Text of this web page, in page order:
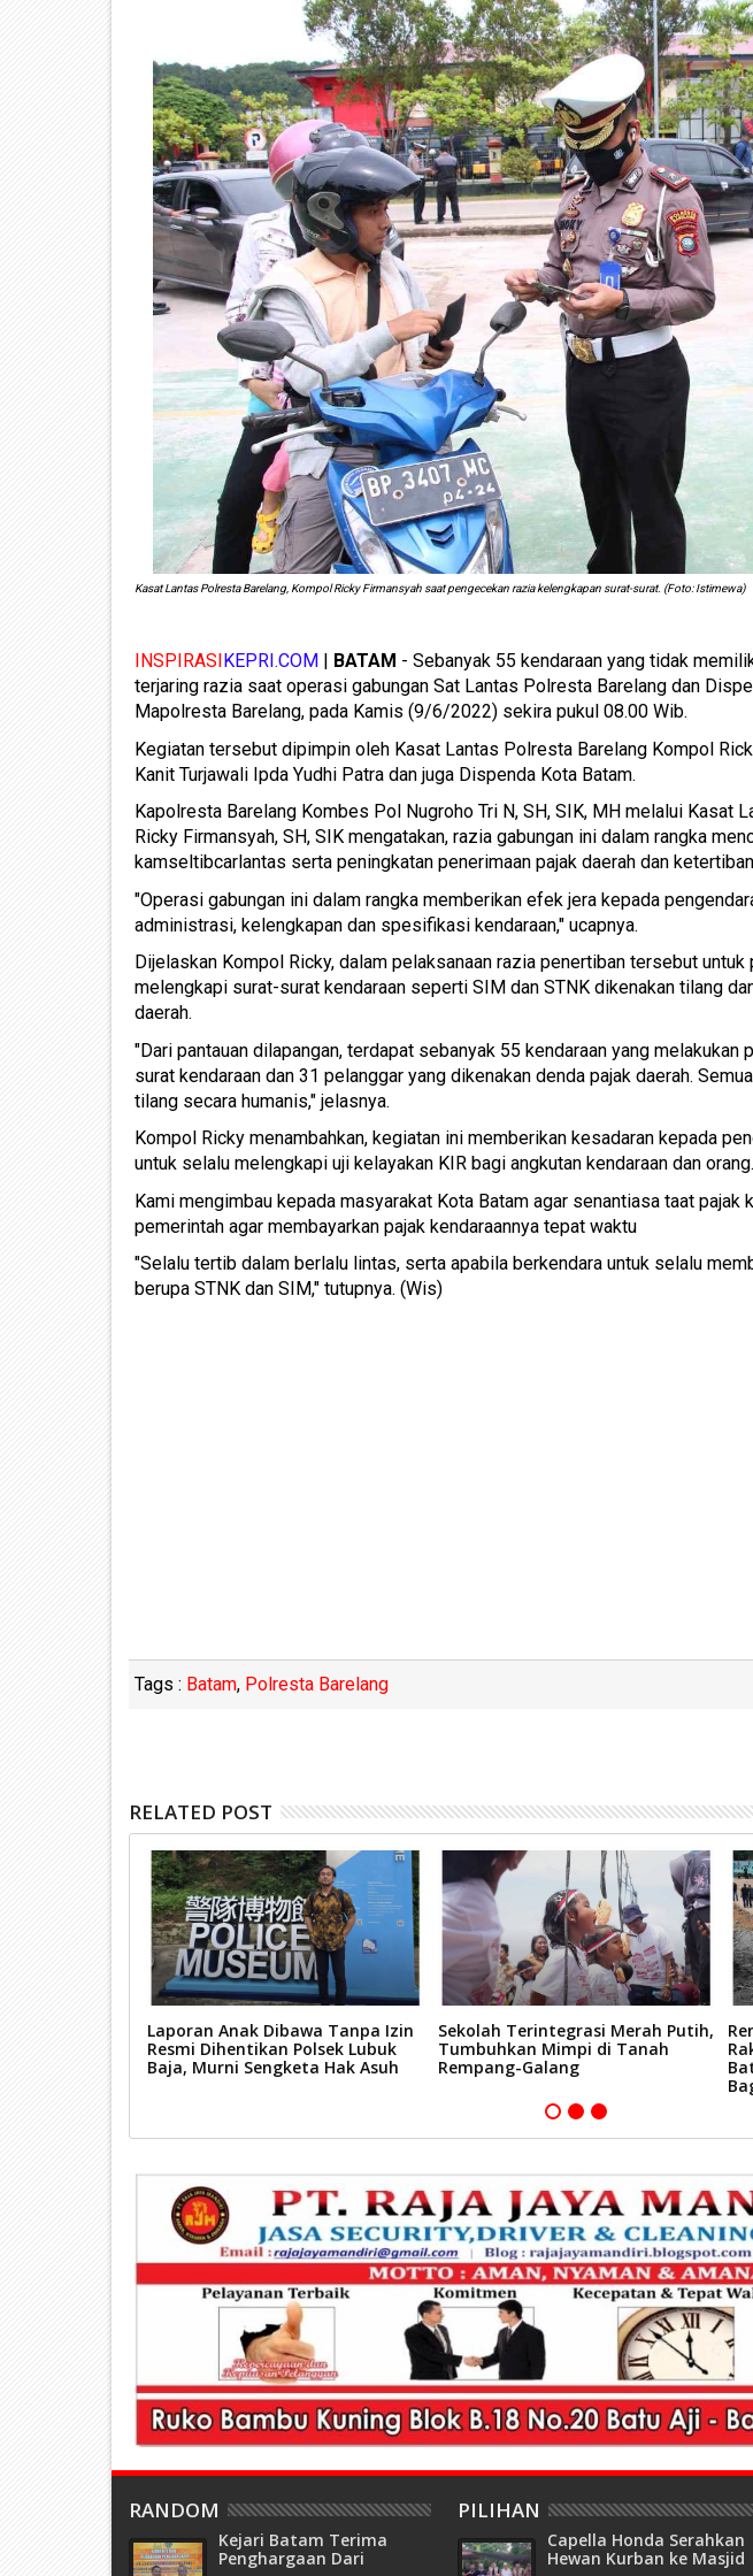
Kasat Lantas Polresta Barelang, Kompol Ricky Firmansyah saat pengecekan razia kelengkapan surat-surat. (Foto: Istimewa)
INSPIRASI KEPRI.COM BATAM - Sebanyak 55 kendaraan yang tidak
terjaring razia saat operasi gabungan Sat Lantas Polresta Barelang dan
Mapolresta Barelang, pada Kamis (9/6/2022) sekira pukul 08.00 Wib.
Kegiatan tersebut dipimpin oleh Kasat Lantas Polresta Barelang Kompol
Kanit Turjawali Ipda Yudhi Patra dan juga Dispenda Kota Batam.
Kapolresta Barelang Kombes Pol Nugroho Tri N, SH, SIK, MH melalui Kasat
Ricky Firmansyah, SH, SIK mengatakan, razia gabungan ini dalam rangka
kamseltibcarlantas serta peningkatan penerimaan pajak daerah dan
"Operasi gabungan ini dalam rangka memberikan efek jera kepada
administrasi, kelengkapan dan spesifikasi kendaraan," ucapnya.
Dijelaskan Kompol Ricky, dalam pelaksanaan razia penertiban tersebut untuk
melengkapi surat-surat kendaraan seperti SIM dan STNK dikenakan tilang
daerah.
"Dari pantauan dilapangan, terdapat sebanyak 55 kendaraan yang
surat kendaraan dan 31 pelanggar yang dikenakan denda pajak daerah.
tilang secara humanis," jelasnya.
Kompol Ricky menambahkan, kegiatan ini memberikan kesadaran kepada
untuk selalu melengkapi uji kelayakan KIR bagi angkutan kendaraan dan orang.
Kami mengimbau kepada masyarakat Kota Batam agar senantiasa taat pajak
pemerintah agar membayarkan pajak kendaraannya tepat waktu
"Selalu tertib dalam berlalu lintas, serta apabila berkendara untuk selalu
berupa STNK dan SIM," tutupnya. (Wis)
Tags : Batam, Polresta Barelang
RELATED POST
Laporan Anak Dibawa Tanpa Izin
Resmi Dihentikan Polsek Lubuk
Baja, Murni Sengketa Hak Asuh
Sekolah Terintegrasi Merah Putih,
Tumbuhkan Mimpi di Tanah
Rempang-Galang
RANDOM
Kejari Batam Terima
Penghargaan Dari
PILIHAN
Capella Honda Serahkan
Hewan Kurban ke Masjid